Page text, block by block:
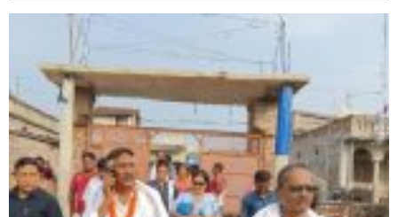
सिराहा-२ मा संजय यादव भिड्ने !